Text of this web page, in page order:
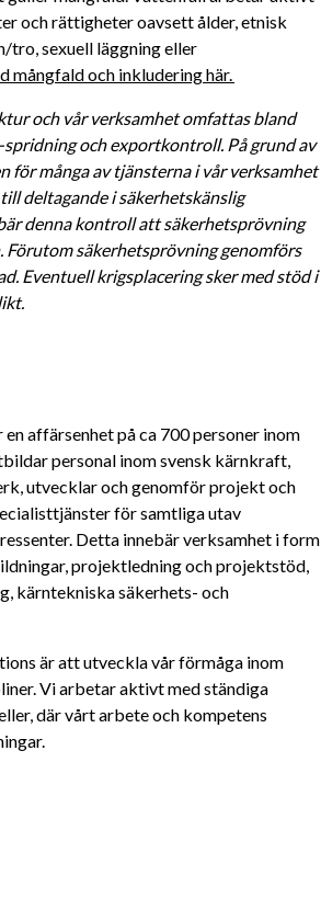
och rättigheter oavsett ålder, etnisk
sexuell läggning eller
mångfald och inkludering här.
och vår verksamhet omfattas bland
och exportkontroll. På grund av
för många av tjänsterna i vår verksamhet
deltagande i säkerhetskänslig
denna kontroll att säkerhetsprövning
Förutom säkerhetsprövning genomförs
Eventuell krigsplacering sker med stöd i
affärsenhet på ca 700 personer inom
personal inom svensk kärnkraft,
utvecklar och genomför projekt och
för samtliga utav
Detta innebär verksamhet i form
projektledning och projektstöd,
kärntekniska säkerhets- och
är att utveckla vår förmåga inom
Vi arbetar aktivt med ständiga
där vårt arbete och kompetens